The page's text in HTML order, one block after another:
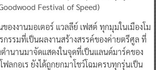
Festival of Speed)
ของงานมอเตอร์ แวลลีย์ เฟสต์ ทุกมุมในเมืองโม
กรรมที่เป็นผลงานสร้างสรรค์ของค่ายตรีศูล ที่
ำนานมาจัดแสดงในจุดที่เป็นแลนด์มาร์คของ
ฟลกอเร ยังได้ถูกยกมาโชว์โฉมครบทุกรุ่นเป็น